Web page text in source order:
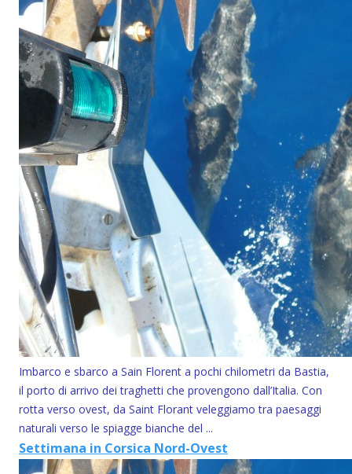
Imbarco e sbarco a Sain Florent a pochi chilometri da Bastia,
il porto di arrivo dei traghetti che provengono dall’Italia. Con
rotta verso ovest, da Saint Florant veleggiamo tra paesaggi
naturali verso le spiagge bianche del ...
Settimana in Corsica Nord-Ovest